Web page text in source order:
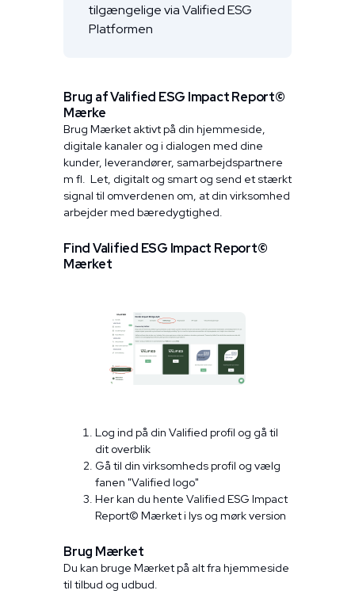
tilgængelige via Valified ESG
Platformen
Brug af Valified ESG Impact Report©
Mærke
Brug Mærket aktivt på din hjemmeside,
digitale kanaler og i dialogen med dine
kunder, leverandører, samarbejdspartnere
m fl. Let, digitalt og smart og send et stærkt
signal til omverdenen om, at din virksomhed
arbejder med bæredygtighed.
Find Valified ESG Impact Report©
Mærket
Log ind på din Valified profil og gå til
dit overblik
Gå til din virksomheds profil og vælg
fanen "Valified logo"
Her kan du hente Valified ESG Impact
Report© Mærket i lys og mørk version
Brug Mærket
Du kan bruge Mærket på alt fra hjemmeside
til tilbud og udbud.